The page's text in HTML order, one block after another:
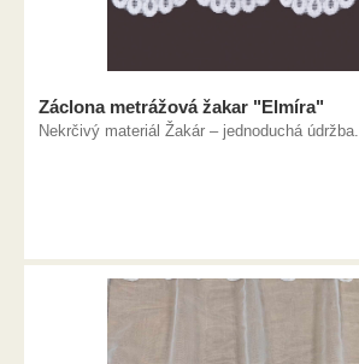
Záclona metrážová žakar "Elmíra"
Nekrčivý materiál Žakár – jednoduchá údržba.